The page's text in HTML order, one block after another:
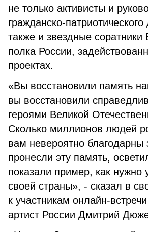
не только активисты и
гражданско-
также и звездные соратники
полка России,
проектах.
«Вы восстановили память
вы восстановили
героями Великой
Сколько миллионов людей
вам невероятно благодарны
пронесли эту память,
показали пример, как нужно
своей страны», - сказал в
к участникам онлайн-
артист России Дмитрий